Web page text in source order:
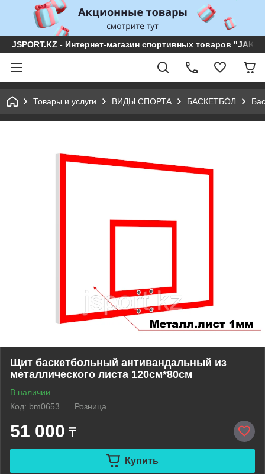
JSPORT.KZ - Интернет-магазин спортивных товаров
Товары и услуги ВИДЫ СПОРТА БАСКЕТБО́Л
Щит баскетбольный антивандальный из
металлического листа 120см*80см
В наличии
Код: bm0653
Розница
51 000 ₸
Купить